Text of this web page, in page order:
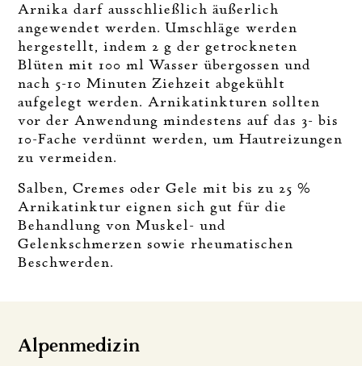
Arnika darf ausschließlich äußerlich
angewendet werden. Umschläge werden
hergestellt, indem 2 g der getrockneten
Blüten mit 100 ml Wasser übergossen und
nach 5-10 Minuten Ziehzeit abgekühlt
aufgelegt werden. Arnikatinkturen sollten
vor der Anwendung mindestens auf das 3- bis
10-Fache verdünnt werden, um Hautreizungen
zu vermeiden.
Salben, Cremes oder Gele mit bis zu 25 %
Arnikatinktur eignen sich gut für die
Behandlung von Muskel- und
Gelenkschmerzen sowie rheumatischen
Beschwerden.
Alpenmedizin